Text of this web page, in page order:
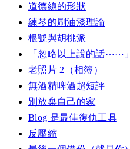
道德線的形狀
練琴的刷油漆理論
根號與胡桃派
「忽略以上說的話⋯⋯」
老照片 2（相簿）
無酒精啤酒超短評
別放棄自己的家
Blog 是最佳復仇工具
反壓縮